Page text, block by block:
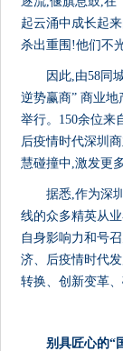
起云涌中成长起
杀出重围!他们不
因此,由58同
逆势赢商” 商业
举行。150余位来
后疫情时代深圳
慧碰撞中,激发更
据悉,作为深
线的众多精英从
自身影响力和号
济、后疫情时代
转换、创新变革
别具匠心的“